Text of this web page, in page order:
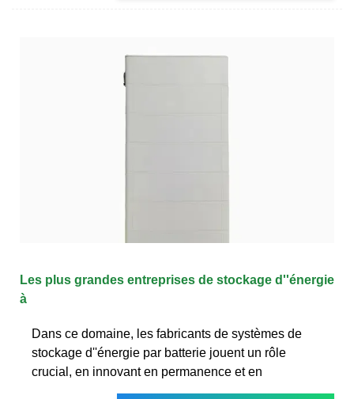
Les plus grandes entreprises de stockage d''énergie
à
Dans ce domaine, les fabricants de systèmes de
stockage d''énergie par batterie jouent un rôle
crucial, en innovant en permanence et en